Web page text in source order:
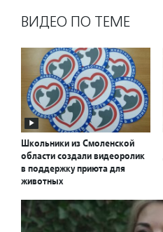
ВИДЕО ПО ТЕМЕ
Школьники из Смоленской
области создали видеоролик
в поддержку приюта для
животных